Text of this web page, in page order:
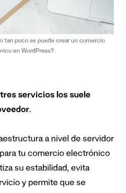
tan poco se puede crear un comercio
en WordPress?
tres servicios los suele
.
a nivel de servidor
tu comercio electrónico
su estabilidad, evita
y permite que se